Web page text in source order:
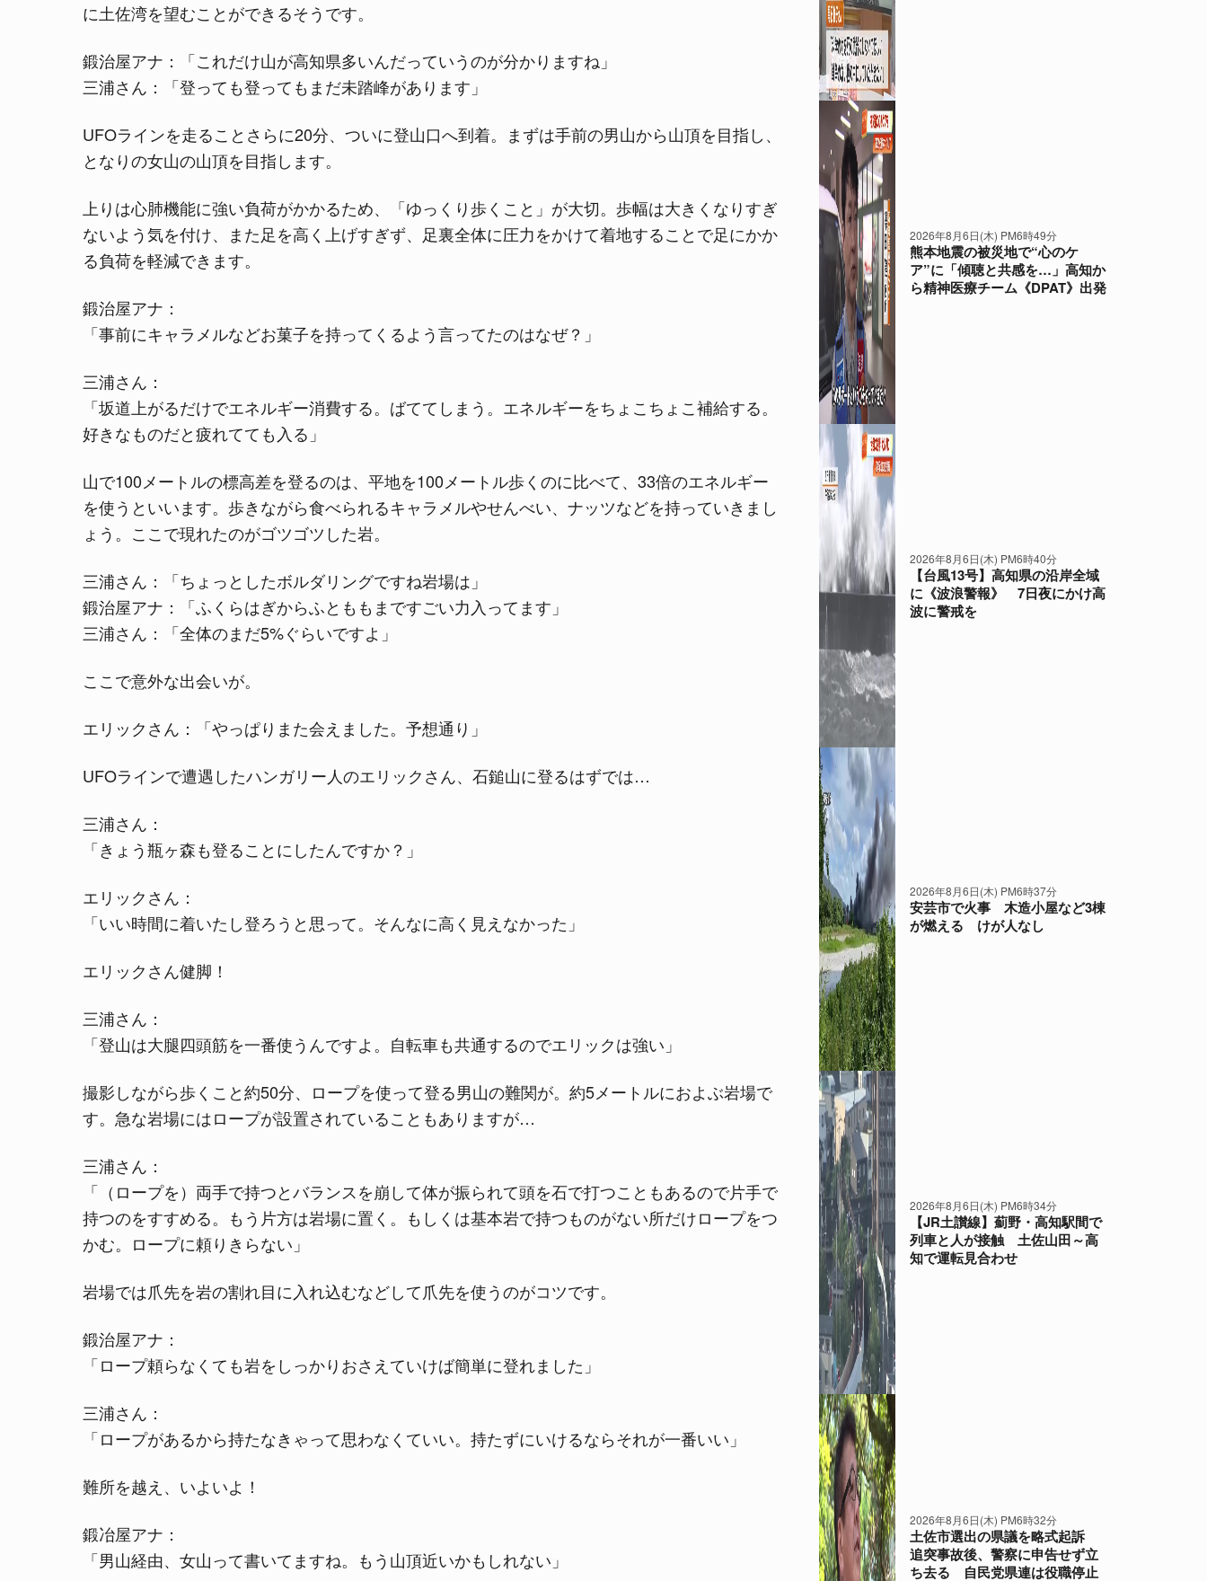
に土佐湾を望むことができるそうです。
鍛治屋アナ：「これだけ山が高知県多いんだっていうのが分かりますね」
三浦さん：「登っても登ってもまだ未踏峰があります」
UFOラインを走ることさらに20分、ついに登山口へ到着。まずは手前の男山から山頂を目指し、
となりの女山の山頂を目指します。
上りは心肺機能に強い負荷がかかるため、「ゆっくり歩くこと」が大切。歩幅は大きくなりすぎ
ないよう気を付け、また足を高く上げすぎず、足裏全体に圧力をかけて着地することで足にかか
る負荷を軽減できます。
鍛治屋アナ：
「事前にキャラメルなどお菓子を持ってくるよう言ってたのはなぜ？」
三浦さん：
「坂道上がるだけでエネルギー消費する。ばててしまう。エネルギーをちょこちょこ補給する。
好きなものだと疲れてても入る」
山で100メートルの標高差を登るのは、平地を100メートル歩くのに比べて、33倍のエネルギー
を使うといいます。歩きながら食べられるキャラメルやせんべい、ナッツなどを持っていきまし
ょう。ここで現れたのがゴツゴツした岩。
三浦さん：「ちょっとしたボルダリングですね岩場は」
鍛治屋アナ：「ふくらはぎからふとももまですごい力入ってます」
三浦さん：「全体のまだ5%ぐらいですよ」
ここで意外な出会いが。
エリックさん：「やっぱりまた会えました。予想通り」
UFOラインで遭遇したハンガリー人のエリックさん、石鎚山に登るはずでは…
三浦さん：
「きょう瓶ヶ森も登ることにしたんですか？」
エリックさん：
「いい時間に着いたし登ろうと思って。そんなに高く見えなかった」
エリックさん健脚！
三浦さん：
「登山は大腿四頭筋を一番使うんですよ。自転車も共通するのでエリックは強い」
撮影しながら歩くこと約50分、ロープを使って登る男山の難関が。約5メートルにおよぶ岩場で
す。急な岩場にはロープが設置されていることもありますが…
三浦さん：
「（ロープを）両手で持つとバランスを崩して体が振られて頭を石で打つこともあるので片手で
持つのをすすめる。もう片方は岩場に置く。もしくは基本岩で持つものがない所だけロープをつ
かむ。ロープに頼りきらない」
岩場では爪先を岩の割れ目に入れ込むなどして爪先を使うのがコツです。
鍛治屋アナ：
「ロープ頼らなくても岩をしっかりおさえていけば簡単に登れました」
三浦さん：
「ロープがあるから持たなきゃって思わなくていい。持たずにいけるならそれが一番いい」
難所を越え、いよいよ！
鍛冶屋アナ：
「男山経由、女山って書いてますね。もう山頂近いかもしれない」
2026年8月6日(木) PM6時49分
熊本地震の被災地で“心のケ
ア”に「傾聴と共感を…」高知か
ら精神医療チーム《DPAT》出発
2026年8月6日(木) PM6時40分
【台風13号】高知県の沿岸全域
に《波浪警報》 7日夜にかけ高
波に警戒を
2026年8月6日(木) PM6時37分
安芸市で火事 木造小屋など3棟
が燃える けが人なし
2026年8月6日(木) PM6時34分
【JR土讃線】薊野・高知駅間で
列車と人が接触 土佐山田～高
知で運転見合わせ
2026年8月6日(木) PM6時32分
土佐市選出の県議を略式起訴
追突事故後、警察に申告せず立
ち去る 自民党県連は役職停止